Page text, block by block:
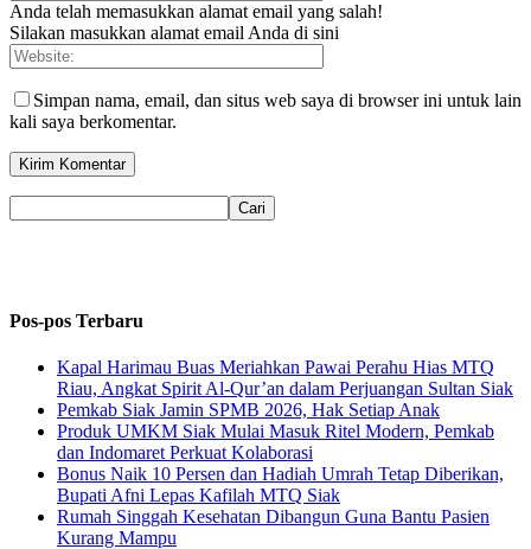
Anda telah memasukkan alamat email yang salah!
Silakan masukkan alamat email Anda di sini
Simpan nama, email, dan situs web saya di browser ini untuk lain
kali saya berkomentar.
Pos-pos Terbaru
Kapal Harimau Buas Meriahkan Pawai Perahu Hias MTQ
Riau, Angkat Spirit Al-Qur’an dalam Perjuangan Sultan Siak
Pemkab Siak Jamin SPMB 2026, Hak Setiap Anak
Produk UMKM Siak Mulai Masuk Ritel Modern, Pemkab
dan Indomaret Perkuat Kolaborasi
Bonus Naik 10 Persen dan Hadiah Umrah Tetap Diberikan,
Bupati Afni Lepas Kafilah MTQ Siak
Rumah Singgah Kesehatan Dibangun Guna Bantu Pasien
Kurang Mampu